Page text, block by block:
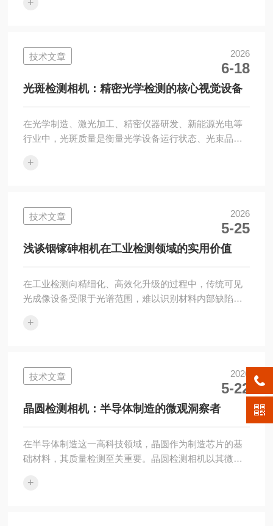
HDMI高清信号输出的工业成像设备，凭借即插即用、高
面实时输出，操作便捷、适配场景广泛，是工业视觉检
测、微观观测、现场调试的常用成像设备。HDMI相机核
心优势在于高清成像与实时传输性能，设备搭载高像素
图像传感器，能够采集高清、高帧率的实时画...
+
技术文章 2026
6-18
光斑检测相机：精密光学检测的核心视觉设备
在光学制造、激光加工、精密仪器研发、新能源光电等
行业中，光斑质量是衡量光学设备运行状态、光束品质
性。光斑检测相机是专为激光光斑、光束形态、光强分
完成光斑尺寸、光强均匀性、光斑畸变、发散角度等参
数的采集与分析，成为精密光学检测领域的基础配套设
备，广泛应用于各类高精度光学实验与工业生产检测场
景。光斑检测相机的工作原理基于高灵敏度光电成像
+
技术文章 2026
5-25
浅谈铟镓砷相机在工业检测领域的实用价值
在工业检测向精细化、高效化升级的过程中，传统可见
光成像设备受限于光谱范围，难以识别材料内部缺陷、
借对短波红外光谱的响应能力，逐步成为工业检测场景
这类相机的探测器可捕捉900-1700nm波段的近红外光，
突破人眼与可见光相机的观测局限。不同物质的分子结
构存在差异，对近红外光的吸收、反射程度形成独特反
差，例如水分在1450nm波段会...
+
技术文章 2026
5-22
晶圆检测相机：半导体制造的微观洞察者
在半导体制造这一高科技领域，晶圆作为制造芯片的基
础材料，其质量检测至关重要。晶圆检测相机以其微观
产高品质芯片保驾护航。晶圆检测相机专门针对晶圆的
+